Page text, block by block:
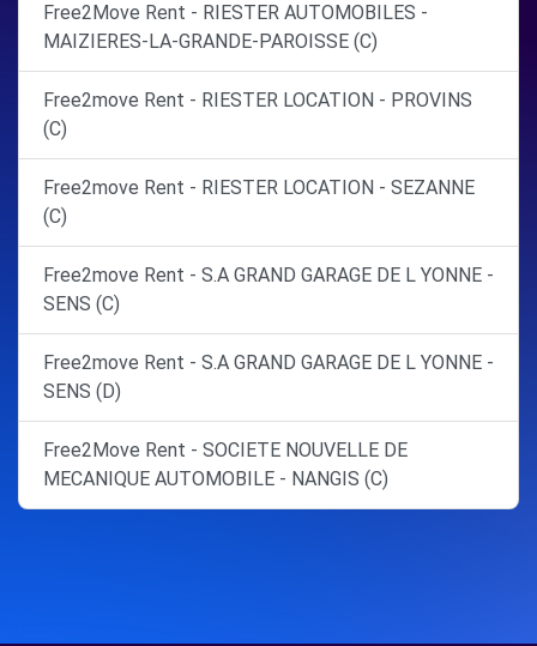
Free2Move Rent - RIESTER AUTOMOBILES -
MAIZIERES-LA-GRANDE-PAROISSE (C)
Free2move Rent - RIESTER LOCATION - PROVINS
(C)
Free2move Rent - RIESTER LOCATION - SEZANNE
(C)
Free2move Rent - S.A GRAND GARAGE DE L YONNE -
SENS (C)
Free2move Rent - S.A GRAND GARAGE DE L YONNE -
SENS (D)
Free2Move Rent - SOCIETE NOUVELLE DE
MECANIQUE AUTOMOBILE - NANGIS (C)